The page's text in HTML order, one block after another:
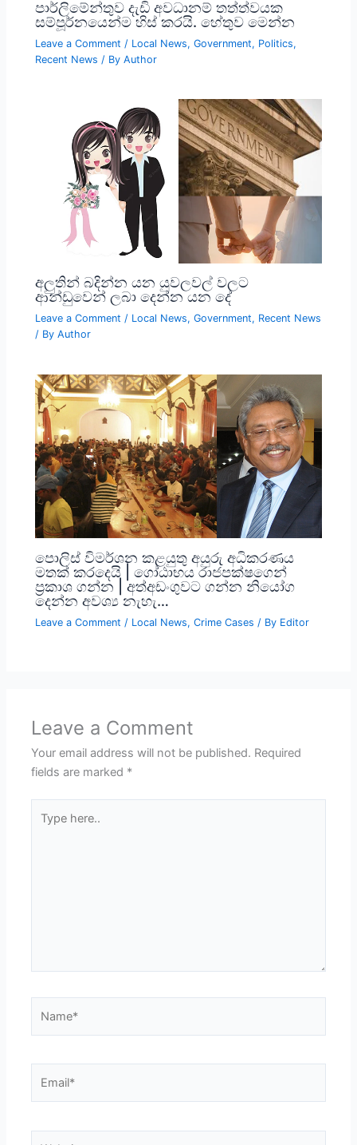
පාර්ලිමේන්තුව දැඩි අවධානම් තත්ත්වයක
සම්පූර්නයෙන්ම හිස් කරයි. හේතුව මෙන්න
Leave a Comment / Local News,Government, Politics,
Recent News / ByAuthor
අලුතින් බදින්න යන යුවලවල් වලට
ආන්ඩුවෙන් ලබා දෙන්න යන දේ
Leave a Comment / Local News,Government, Recent News
/ ByAuthor
පොලිස් විමර්ශන කළයුතු අයුරු අධිකරණය
මතක් කරදෙයි | ගෝඨාභය රාජපක්ෂගෙන්
ප්‍රකාශ ගන්න | අත්අඩංගුවට ගන්න නියෝග
දෙන්න අවශ්‍ය නැහැ…
Leave a Comment / Local News,Crime Cases / By Editor
Leave a Comment
Your email address will not be published. Required
fields are marked *
here..